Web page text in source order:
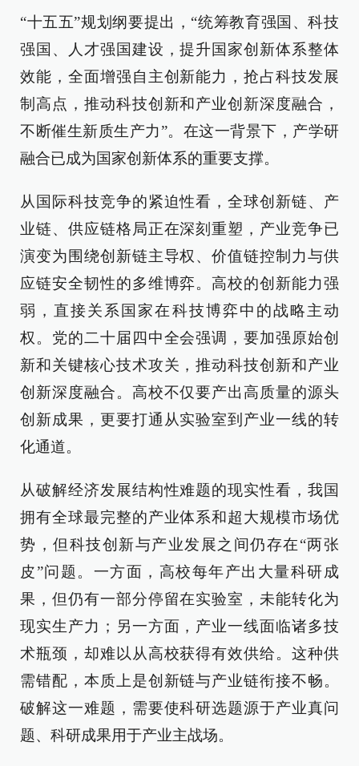
“十五五”规划纲要提出，“统筹教育强国、科技
强国、人才强国建设，提升国家创新体系整体
效能，全面增强自主创新能力，抢占科技发展
制高点，推动科技创新和产业创新深度融合，
不断催生新质生产力”。在这一背景下，产学研
融合已成为国家创新体系的重要支撑。
从国际科技竞争的紧迫性看，全球创新链、产
业链、供应链格局正在深刻重塑，产业竞争已
演变为围绕创新链主导权、价值链控制力与供
应链安全韧性的多维博弈。高校的创新能力强
弱，直接关系国家在科技博弈中的战略主动
权。党的二十届四中全会强调，要加强原始创
新和关键核心技术攻关，推动科技创新和产业
创新深度融合。高校不仅要产出高质量的源头
创新成果，更要打通从实验室到产业一线的转
化通道。
从破解经济发展结构性难题的现实性看，我国
拥有全球最完整的产业体系和超大规模市场优
势，但科技创新与产业发展之间仍存在“两张
皮”问题。一方面，高校每年产出大量科研成
果，但仍有一部分停留在实验室，未能转化为
现实生产力；另一方面，产业一线面临诸多技
术瓶颈，却难以从高校获得有效供给。这种供
需错配，本质上是创新链与产业链衔接不畅。
破解这一难题，需要使科研选题源于产业真问
题、科研成果用于产业主战场。